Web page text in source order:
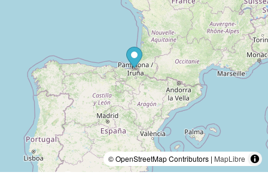
© OpenStreetMap Contributors | MapLibre